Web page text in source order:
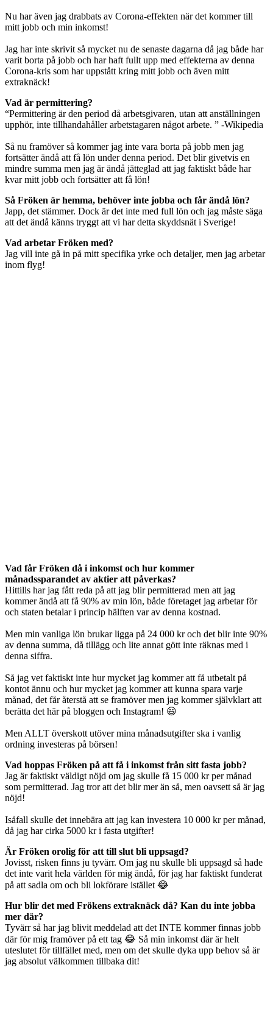
Nu har även jag drabbats av Corona-effekten när det kommer till
mitt jobb och min inkomst!
Jag har inte skrivit så mycket nu de senaste dagarna då jag både har
varit borta på jobb och har haft fullt upp med effekterna av denna
Corona-kris som har uppstått kring mitt jobb och även mitt
extraknäck!
Vad är permittering?
“Permittering är den period då arbetsgivaren, utan att anställningen
upphör, inte tillhandahåller arbetstagaren något arbete. ” -Wikipedia
Så nu framöver så kommer jag inte vara borta på jobb men jag
fortsätter ändå att få lön under denna period. Det blir givetvis en
mindre summa men jag är ändå jätteglad att jag faktiskt både har
kvar mitt jobb och fortsätter att få lön!
Så Fröken är hemma, behöver inte jobba och får ändå lön?
Japp, det stämmer. Dock är det inte med full lön och jag måste säga
att det ändå känns tryggt att vi har detta skyddsnät i Sverige!
Vad arbetar Fröken med?
Jag vill inte gå in på mitt specifika yrke och detaljer, men jag arbetar
inom flyg!
Vad får Fröken då i inkomst och hur kommer
månadssparandet av aktier att påverkas?
Hittills har jag fått reda på att jag blir permitterad men att jag
kommer ändå att få 90% av min lön, både företaget jag arbetar för
och staten betalar i princip hälften var av denna kostnad.
Men min vanliga lön brukar ligga på 24 000 kr och det blir inte 90%
av denna summa, då tillägg och lite annat gött inte räknas med i
denna siffra.
Så jag vet faktiskt inte hur mycket jag kommer att få utbetalt på
kontot ännu och hur mycket jag kommer att kunna spara varje
månad, det får återstå att se framöver men jag kommer självklart att
berätta det här på bloggen och Instagram! 😃
Men ALLT överskott utöver mina månadsutgifter ska i vanlig
ordning investeras på börsen!
Vad hoppas Fröken på att få i inkomst från sitt fasta jobb?
Jag är faktiskt väldigt nöjd om jag skulle få 15 000 kr per månad
som permitterad. Jag tror att det blir mer än så, men oavsett så är jag
nöjd!
Isåfall skulle det innebära att jag kan investera 10 000 kr per månad,
då jag har cirka 5000 kr i fasta utgifter!
Är Fröken orolig för att till slut bli uppsagd?
Jovisst, risken finns ju tyvärr. Om jag nu skulle bli uppsagd så hade
det inte varit hela världen för mig ändå, för jag har faktiskt funderat
på att sadla om och bli lokförare istället 😂
Hur blir det med Frökens extraknäck då? Kan du inte jobba
mer där?
Tyvärr så har jag blivit meddelad att det INTE kommer finnas jobb
där för mig framöver på ett tag 😂 Så min inkomst där är helt
uteslutet för tillfället med, men om det skulle dyka upp behov så är
jag absolut välkommen tillbaka dit!